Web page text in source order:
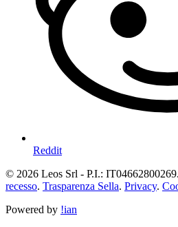
Reddit
© 2026 Leos Srl - P.I.: IT04662800269.
recesso. Trasparenza Sella. Privacy.
Powered by !ian